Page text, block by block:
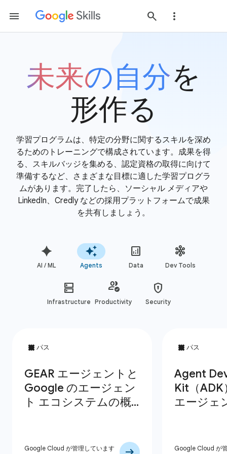
未来の自分を
形作る
学習プログラムは、特定の分野に関するスキルを深め
るためのトレーニングで構成されています。成果を得
る、スキルバッジを集める、認定資格の取得に向けて
準備するなど、さまざまな目標に適した学習プログラ
ムがあります。完了したら、ソーシャル メディアや
LinkedIn、Credly などの採用プラットフォームで成果
を共有しましょう。
AI / ML Agents Data Dev Tools
Infrastructure Productivity Security
Google Cloud が管理しています Google Cloud が